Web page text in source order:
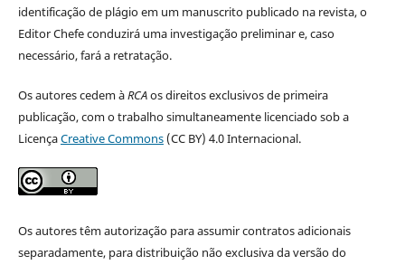
identificação de plágio em um manuscrito publicado na revista, o
Editor Chefe conduzirá uma investigação preliminar e, caso
necessário, fará a retratação.
Os autores cedem àRCAos direitos exclusivos de primeira
publicação, com o trabalho simultaneamente licenciado sob a
LicençaCreative Commons(CC BY) 4.0 Internacional.
Os autores têm autorização para assumir contratos adicionais
separadamente, para distribuição não exclusiva da versão do